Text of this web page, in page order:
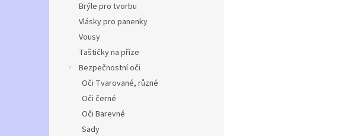
Brýle pro tvorbu
Vlásky pro panenky
Vousy
Taštičky na příze
Bezpečnostní oči
Oči Tvarované, různé
Oči černé
Oči Barevné
Sady